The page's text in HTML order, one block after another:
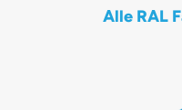
Alle RAL